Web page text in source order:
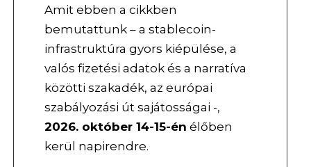
Amit ebben a cikkben
bemutattunk – a stablecoin-
infrastruktúra gyors kiépülése, a
valós fizetési adatok és a narratíva
közötti szakadék, az európai
szabályozási út sajátosságai -,
2026. október 14-15-én élőben
kerül napirendre.